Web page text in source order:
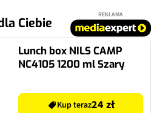
Ciebie
REKLAMA
Lunch box NILS CAMP
NC4105 1200 ml Szary
Kup teraz24 zł